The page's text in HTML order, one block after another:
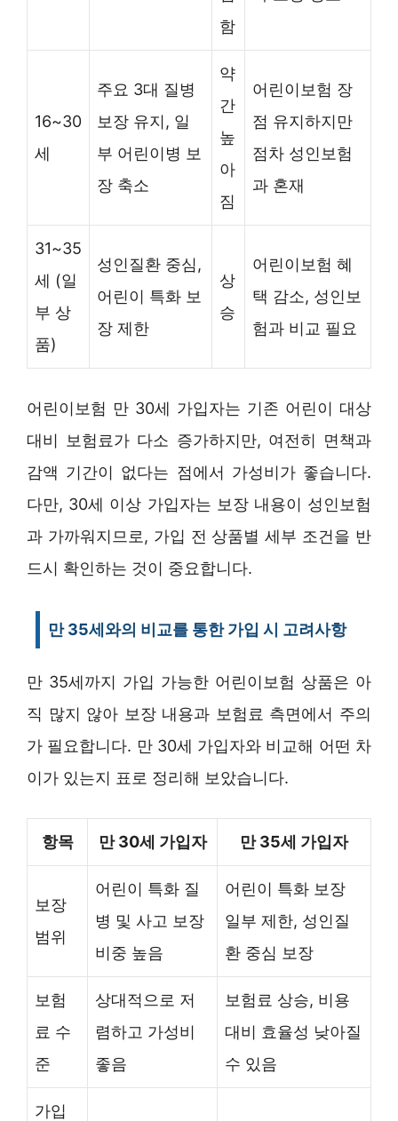
함
16~30
세
주요 3대 질병
보장 유지, 일
부 어린이병 보
장 축소
약
간
높
아
짐
어린이보험 장
점 유지하지만
점차 성인보험
과 혼재
31~35
세 (일
부 상
품)
성인질환 중심,
어린이 특화 보
장 제한
상
승
어린이보험 혜
택 감소, 성인보
험과 비교 필요
어린이보험 만 30세 가입자는 기존 어린이 대상
대비 보험료가 다소 증가하지만, 여전히 면책과
감액 기간이 없다는 점에서 가성비가 좋습니다.
다만, 30세 이상 가입자는 보장 내용이 성인보험
과 가까워지므로, 가입 전 상품별 세부 조건을 반
드시 확인하는 것이 중요합니다.
만 35세와의 비교를 통한 가입 시 고려사항
만 35세까지 가입 가능한 어린이보험 상품은 아
직 많지 않아 보장 내용과 보험료 측면에서 주의
가 필요합니다. 만 30세 가입자와 비교해 어떤 차
이가 있는지 표로 정리해 보았습니다.
항목 만 30세 가입자 만 35세 가입자
보장
범위
어린이 특화 질
병 및 사고 보장
비중 높음
어린이 특화 보장
일부 제한, 성인질
환 중심 보장
보험
료 수
준
상대적으로 저
렴하고 가성비
좋음
보험료 상승, 비용
대비 효율성 낮아질
수 있음
가입